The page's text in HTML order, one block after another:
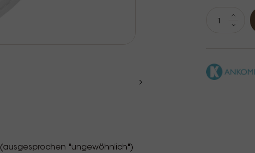
(ausgesprochen "ungewöhnlich")